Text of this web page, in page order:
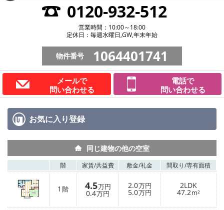
0120-932-512
営業時間：10:00～18:00
定休日：毎週水曜日,GW,年末年始
物件番号 1064401741
メールで
問い合わせる
電話で
問い合わせる
お気に入り登録
同じ建物の他の空室
階 家賃/共益費 敷金/礼金 間取り/専有面積
1 階 4.5万円
0.4万円
2.0万円
5.0万円
2LDK
47.2m²